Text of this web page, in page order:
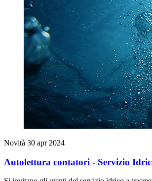
Novità 30 apr 2024
Autolettura contatori - Servizio